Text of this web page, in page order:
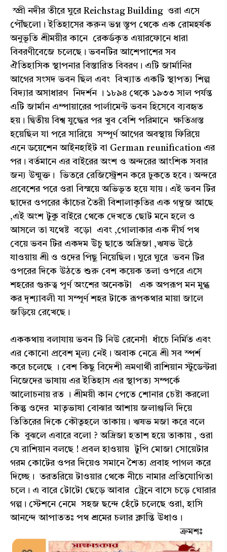
স্প্রী নদীর তীরে ঘুরে Reichstag Building ওরা এসে
পৌঁছলো। ইতিহাসের করুন ভগ্ন স্তূপ থেকে এক রোমহর্ষক
অনুভূতি শ্ৰীময়ীর কানে রেকর্ডকৃত এয়ারফোনে ধারা
বিবরণীবেজে চলেছে। ভবনটির আশেপাশের সব
ঐতিহাসিক স্থাপনার বিস্তারিত বিবরণ। এটি জার্মানির
আগের সংসদ ভবন ছিল এবং বিখ্যাত একটি স্থাপত্য শিল্প
বিদ্যার অসাধারণ নিদর্শন । ১৮৯৪ থেকে ১৯৩৩ সাল পর্যন্ত
এটি জার্মান এম্পায়ারের পার্লামেন্ট ভবন হিসেবে ব্যবহৃত
হয়। দ্বিতীয় বিশ্ব যুদ্ধের পর খুব বেশি পরিমানে ক্ষতিগ্রস্ত
হয়েছিল যা পরে সারিয়ে সম্পূর্ণ আগের অবস্থায় ফিরিয়ে
এনে ডয়েশেন আইনহাইট বা German reunification এর
পর। বর্তমানে এর বাইরের অংশ ও অন্দরের আংশিক সবার
জন্য উন্মুক্ত। ভিতরে রেজিস্ট্রেশন করে ঢুকতে হবে। অন্দরে
প্রবেশের পরে ওরা বিস্ময়ে অভিভূত হয়ে যায়। এই ভবন টির
ছাদের ওপরের কাঁচের তৈরী বিশালাকৃতির এক গম্বুজ আছে
,এই অংশ টুকু বাইরে থেকে দেখতে ছোট মনে হলে ও
আসলে তা যথেষ্ট বড়ো এবং ,গোলাকার এক দীর্ঘ পথ
বেয়ে ভবন টির একদম উঁচু ছাতে অদ্রিজা ,ঋষভ উঠে
যাওয়ায় শ্রী ও ওদের পিছু নিয়েছিল। ঘুরে ঘুরে ভবন টির
ওপরের দিকে উঠতে শুরু বেশ কয়েক তলা ওপরে এসে
শহরের গুরুত্ব পূর্ণ অংশের অনেকটা এক অপরূপ মন মুগ্ধ
কর দৃশ্যাবলী যা সম্পূর্ণ শহর টাকে রূপকথার মায়া জালে
জড়িয়ে রেখেছে।
এককথায় বলাযায় ভবন টি নিউ রেনেসাঁ ধাঁচে নির্মিত এবং
এর কোনো প্রবেশ মূল্য নেই। অবাক নেত্রে শ্রী সব স্পর্শ
করে চলেছে । বেশ কিছু বিদেশী ভ্রমণার্থী রাশিয়ান স্টুডেন্টরা
নিজেদের ভাষায় এর ইতিহাস এর স্থাপত্য সম্পর্কে
আলোচনায় রত । শ্রীময়ী কান পেতে শোনার চেষ্টা করলো
কিন্তু ওদের মাতৃভাষা বোঝার আশায় জলাঞ্জলি দিয়ে
তিতিরের দিকে কৌতূহলে তাকায়। ঋষভ মজা করে বলে
কি বুঝলে এবারে বলো ? অদ্রিজা হতাশ হয়ে তাকায় , ওরা
যে রাশিয়ান বলছে ! প্রবল হাওয়ায় টুপি মোজা সোয়েটার
গরম কোটের ওপর দিয়েও সমানে শৈত্য প্রবাহ পাগল করে
দিচ্ছে। তরতরিয়ে টাওয়ার থেকে নীচে নামার প্রতিযোগিতা
চলে। এ বারে টোটো ছেড়ে আবার ট্রেনে বাসে চড়ে ঘোরার
গল্প। স্টেশনে নেমে সহজ ছন্দে হেঁটে চলেছে ওরা, হাসি
আনন্দে আপাততঃ পথ শ্রমের চলার ক্লান্তি উধাও।
ক্রমশঃ